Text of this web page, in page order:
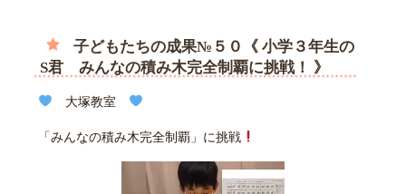
子どもたちの成果№５０《 小学３年生の
S君 みんなの積み木完全制覇に挑戦！ 》
大塚教室
「みんなの積み木完全制覇」に挑戦